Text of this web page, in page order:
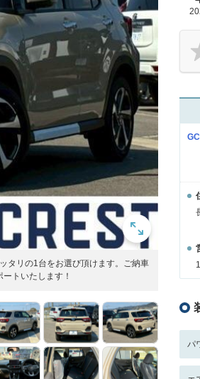
タリの1台をお選び頂けます。ご納車
トいたします！
パ